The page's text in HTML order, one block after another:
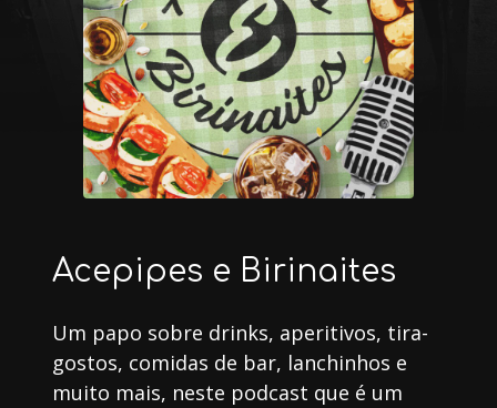
Acepipes e Birinaites
Um papo sobre drinks, aperitivos, tira-
gostos, comidas de bar, lanchinhos e
muito mais, neste podcast que é um